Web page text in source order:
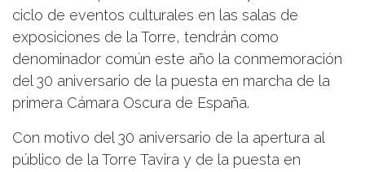
ciclo de eventos culturales en las salas de
exposiciones de la Torre, tendrán como
denominador común este año la conmemoración
del 30 aniversario de la puesta en marcha de la
primera Cámara Oscura de España.
Con motivo del 30 aniversario de la apertura al
público de la Torre Tavira y de la puesta en